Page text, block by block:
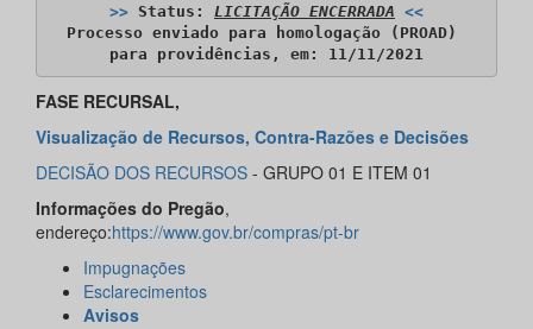
>> Status: LICITAÇÃO ENCERRADA <<
Processo enviado para homologação (PROAD)
para providências, em: 11/11/2021
FASE RECURSAL,
Visualização de Recursos, Contra-Razões e Decisões
DECISÃO DOS RECURSOS - GRUPO 01 E ITEM 01
Informações do Pregão,
endereço:https://www.gov.br/compras/pt-br
Impugnações
Esclarecimentos
Avisos